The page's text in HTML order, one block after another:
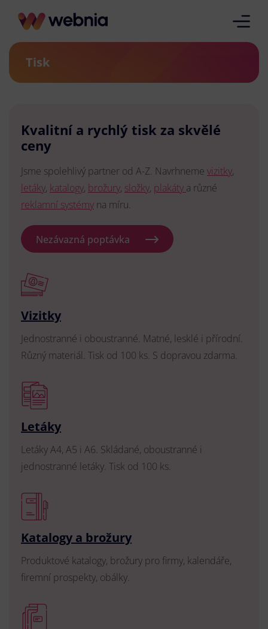
Tisk
Kvalitní a rychlý tisk za skvělé
ceny
Jsme spolehlivý partner od A-Z. Navrhneme vizitky,
letáky, katalogy, brožury, složky, plakáty a různé
reklamní systémy na míru.
Nezávazná poptávka
Vizitky
Jednostranné i oboustranné. Matné, lesklé i přírodní.
Různý materiál. Tisk od 100 ks. S dopravou zdarma.
Letáky
Letáky A4, A5 i A6. Skládané, oboustranné i
jednostranné letáky. Tisk od 100 ks.
Katalogy a brožury
Produktové katalogy, brožury pro firmy, kalendáře,
firemní prospekty, obálky.